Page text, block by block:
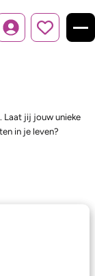
Inloggen
Laat jij jouw unieke
in je leven?